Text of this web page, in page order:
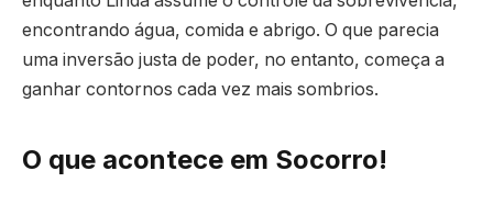
encontrando água, comida e abrigo. O que parecia
uma inversão justa de poder, no entanto, começa a
ganhar contornos cada vez mais sombrios.
O que acontece em Socorro!